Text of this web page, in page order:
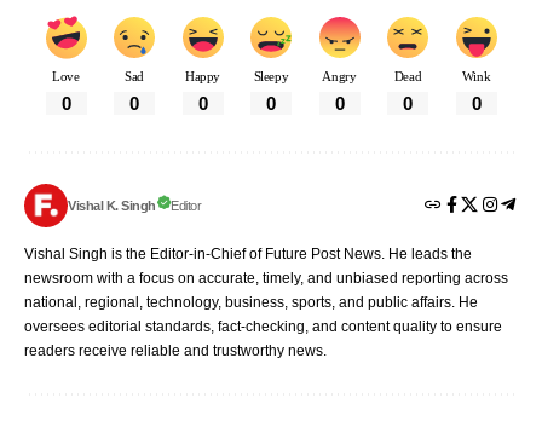
Love
0
Sad
0
Happy
0
Sleepy
0
Angry
0
Dead
0
Wink
0
Vishal K. Singh Editor
Vishal Singh is the Editor-in-Chief of Future Post News. He leads the
newsroom with a focus on accurate, timely, and unbiased reporting across
national, regional, technology, business, sports, and public affairs. He
oversees editorial standards, fact-checking, and content quality to ensure
readers receive reliable and trustworthy news.